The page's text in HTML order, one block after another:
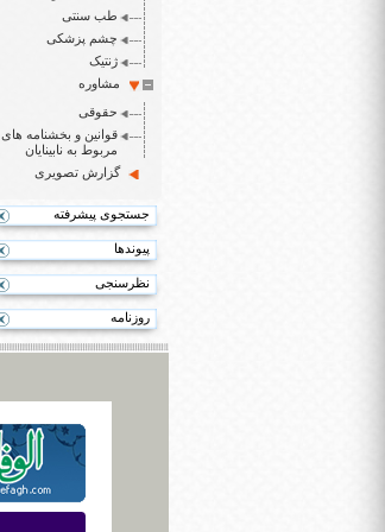
طب سنتی
چشم پزشکی
ژنتیک
مشاوره
حقوقی
قوانین و بخشنامه های
مربوط به نابینایان
گزارش تصویری
جستجوی پیشرفته
پیوندها
نظرسنجی
روزنامه